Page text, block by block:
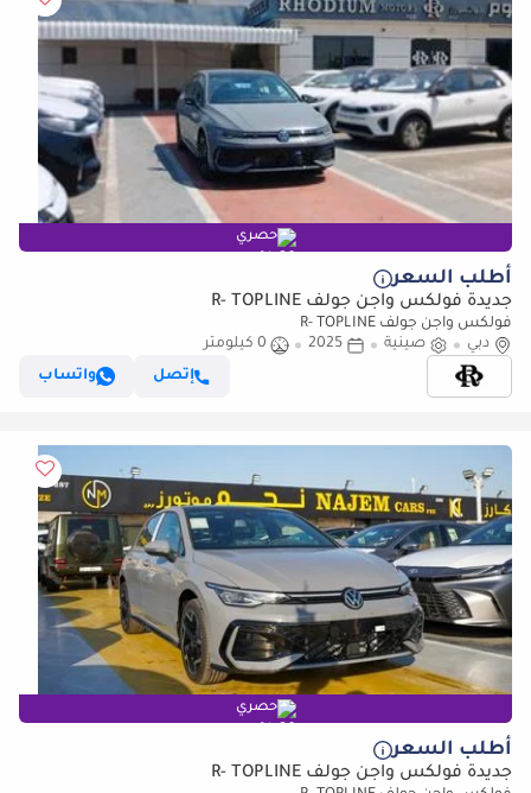
حصري
أطلب السعر
جديدة فولكس واجن جولف R- TOPLINE
فولكس واجن جولف R- TOPLINE
دبي
صينية 2025
0 كيلومتر
إتصل
واتساب
حصري
أطلب السعر
جديدة فولكس واجن جولف R- TOPLINE